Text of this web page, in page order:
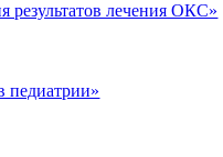
лечения ОКС»
педиатрии»